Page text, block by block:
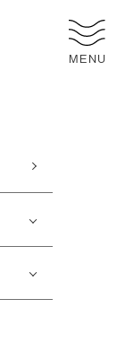
MENU